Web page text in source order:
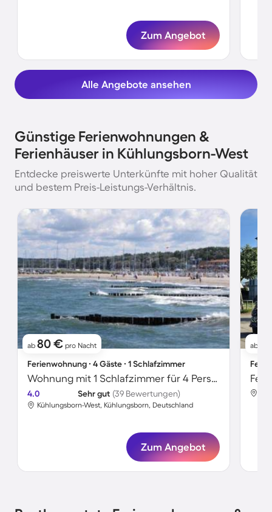
Zum Angebot
Alle Angebote ansehen
Günstige Ferienwohnungen &
Ferienhäuser in Kühlungsborn-West
Entdecke preiswerte Unterkünfte mit hoher Qualität
und bestem Preis-Leistungs-Verhältnis.
ab 80 € pro Nacht
Ferienwohnung ∙ 4 Gäste ∙ 1 Schlafzimmer
Wohnung mit 1 Schlafzimmer für 4 Personen
4.0 Sehr gut (39 Bewertungen)
Kühlungsborn-West, Kühlungsborn, Deutschland
Zum Angebot
ab